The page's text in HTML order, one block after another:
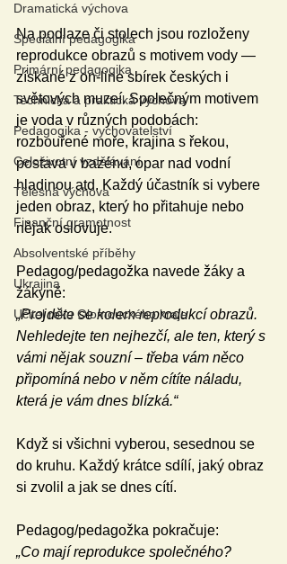
Dramatická výchova
Speciální pedagogika
Primární pedagogika
Technická a praktická výchova
Pedagogika - vychovatelství
Celoživotní vzdělávání
Tělesná výchova
Finanční gramotnost
Absolventské příběhy
Ukrajina
Učitel roku Olomouckého kraje
Na podlaze či stolech jsou rozloženy
reprodukce obrazů s motivem vody —
získané z on-line sbírek českých i
světových muzeí. Společným motivem
je voda v různých podobách:
rozbouřené moře, krajina s řekou,
postava v bazénu, opar nad vodní
hladinou atd. Každý účastník si vybere
jeden obraz, který ho přitahuje nebo
nějak oslovuje.
Pedagog/pedagožka navede žáky a
žákyně:
„Projděte se kolem reprodukcí obrazů.
Nehledejte ten nejhezčí, ale ten, který s
vámi nějak souzní – třeba vám něco
připomíná nebo v něm cítíte náladu,
která je vám dnes blízká.“
Když si všichni vyberou, sesednou se
do kruhu. Každý krátce sdílí, jaký obraz
si zvolil a jak se dnes cítí.
Pedagog/pedagožka pokračuje:
„Co mají reprodukce společného?